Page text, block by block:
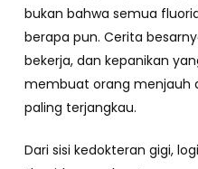
bukan bahwa semua
berapa pun. Cerita
bekerja, dan kepanikan
membuat orang menjauh
paling terjangkau.
Dari sisi kedokteran gigi,